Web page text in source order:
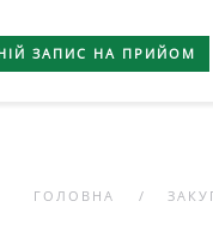
ЗАПИС НА ПРИЙОМ
ГОЛОВНА